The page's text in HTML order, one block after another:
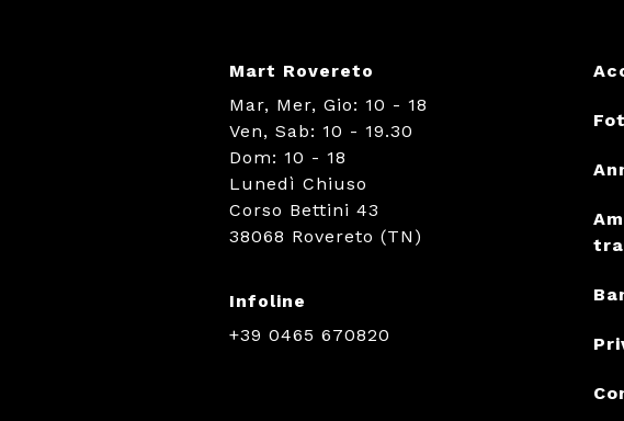
Mart Rovereto
Mar, Mer, Gio: 10 - 18
Ven, Sab: 10 - 19.30
Dom: 10 - 18
Lunedì Chiuso
Corso Bettini 43
38068 Rovereto (TN)
Infoline
+39 0465 670820